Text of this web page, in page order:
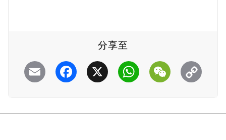
分享至
Email Facebook
X WhatsAppWeChat